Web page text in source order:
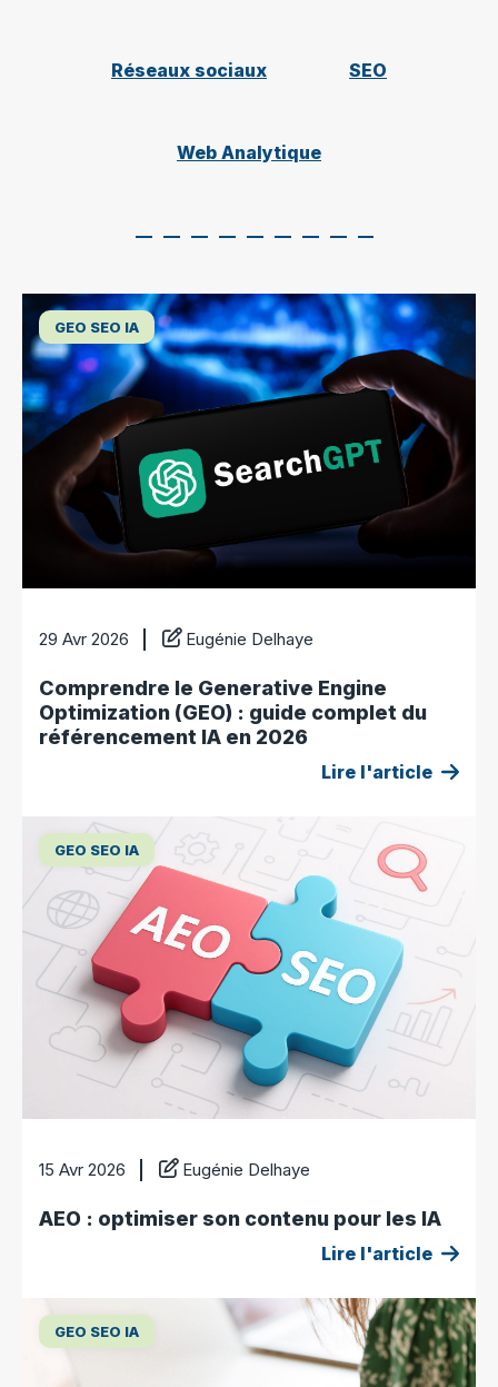
Réseaux sociaux SEO
Web Analytique
GEO SEO IA
29 Avr 2026 Eugénie Delhaye
Comprendre le Generative Engine
Optimization (GEO) : guide complet du
référencement IA en 2026
Lire l'article
GEO SEO IA
15 Avr 2026 Eugénie Delhaye
AEO : optimiser son contenu pour les IA
Lire l'article
GEO SEO IA